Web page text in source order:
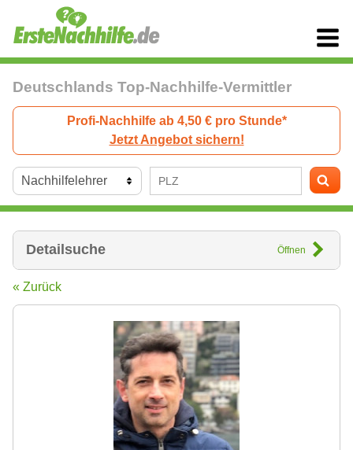
Deutschlands Top-Nachhilfe-Vermittler
Profi-Nachhilfe ab 4,50 € pro Stunde*
Jetzt Angebot sichern!
Detailsuche Öffnen
« Zurück